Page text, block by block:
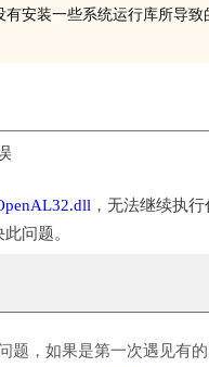
安装一些系统运行库所导致
，无法继续执
问题。
题，如果是第一次遇见有